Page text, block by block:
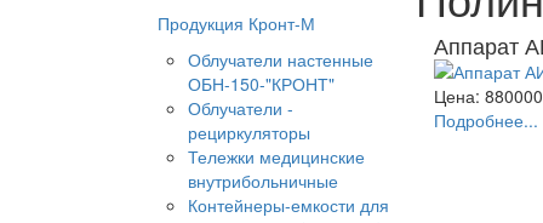
Продукция Кронт-М
Облучатели настенные
ОБН-150-"КРОНТ"
Облучатели -
рециркуляторы
Тележки медицинские
внутрибольничные
Контейнеры-емкости для
Аппарат
Цена:
Подробнее...